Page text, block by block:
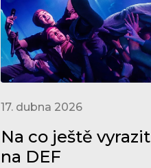
17. dubna 2026
Na co ještě vyrazit
na DEF